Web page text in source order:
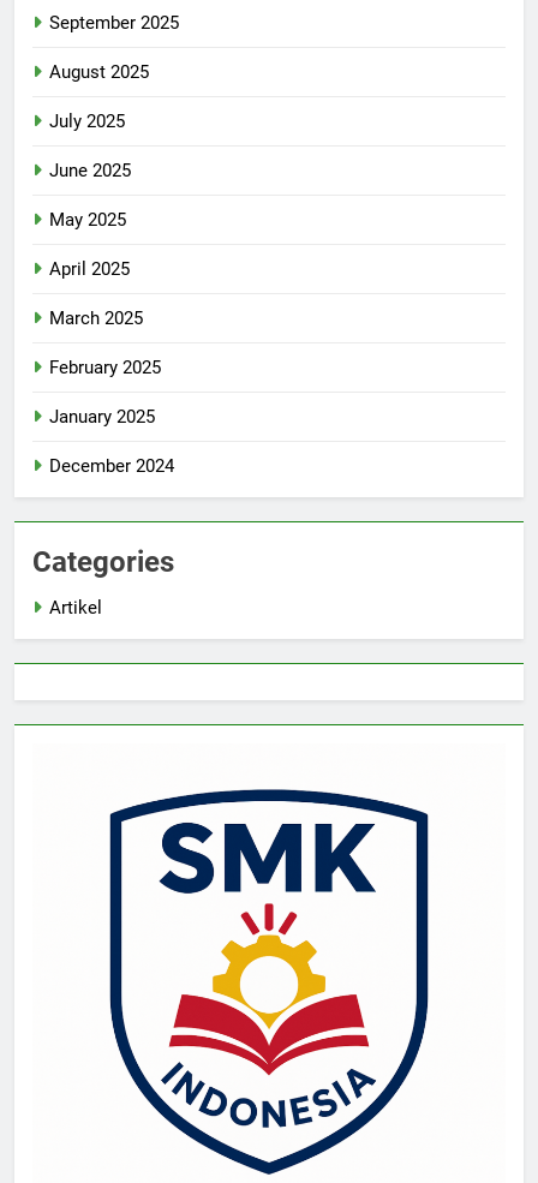
September 2025
August 2025
July 2025
June 2025
May 2025
April 2025
March 2025
February 2025
January 2025
December 2024
Categories
Artikel